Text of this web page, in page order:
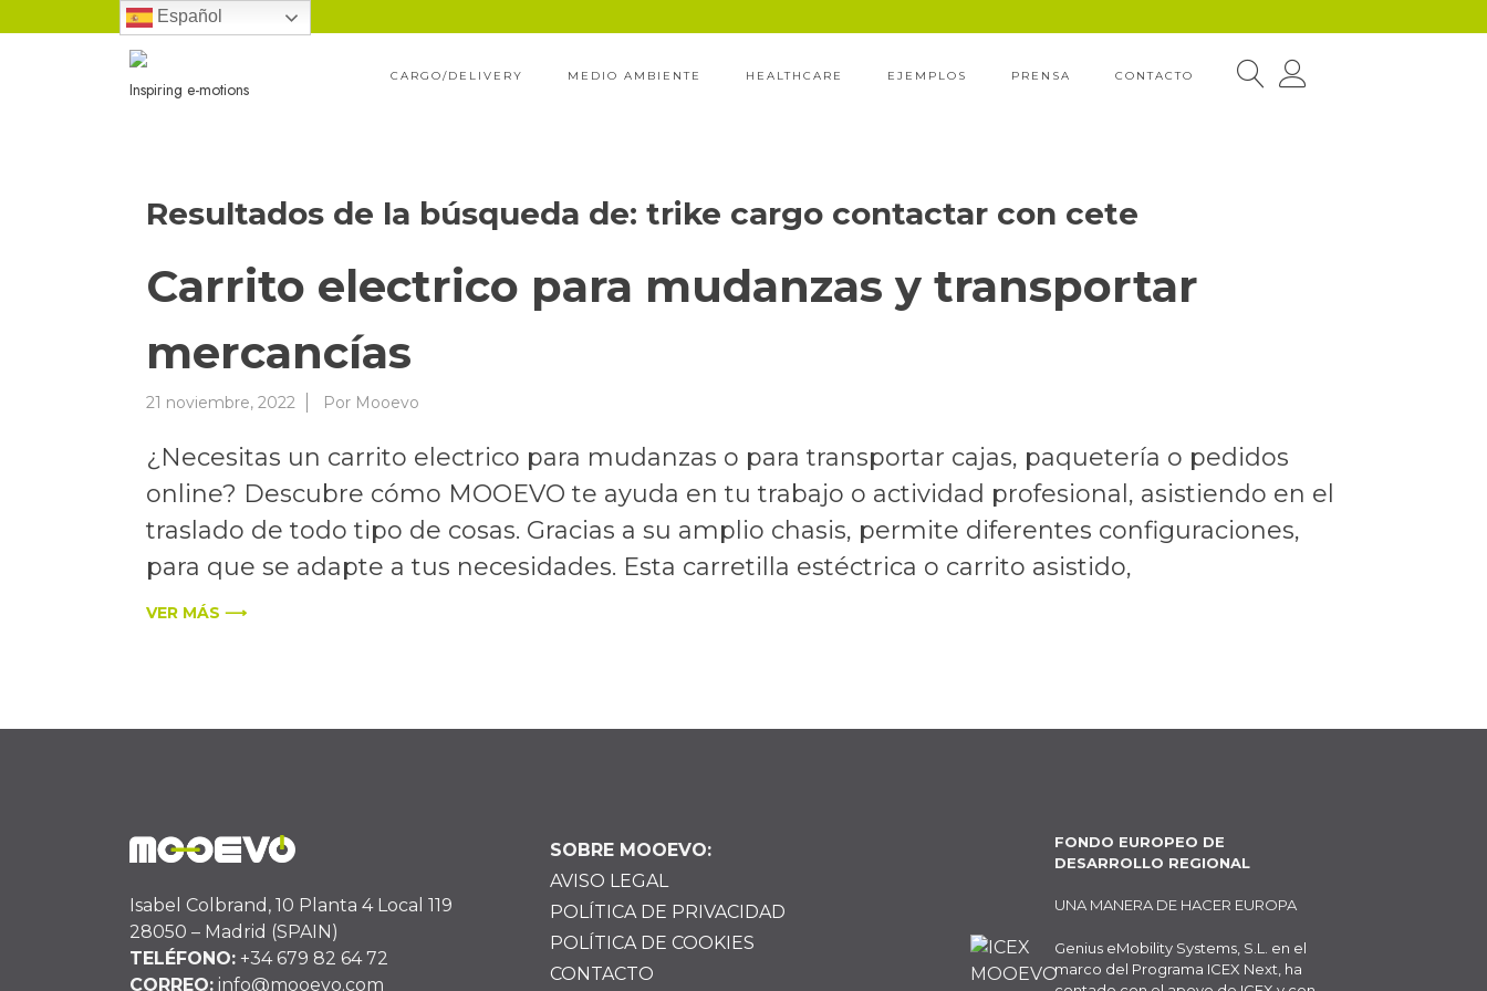
Inspiring e-motions
CARGO/DELIVERY MEDIO AMBIENTE HEALTHCARE EJEMPLOS PRENSA CONTACTO
Resultados de la búsqueda de: trike cargo contactar con cete
Carrito electrico para mudanzas y transportar
mercancías
21 noviembre, 2022 Por Mooevo
¿Necesitas un carrito electrico para mudanzas o para transportar cajas, paquetería o pedidos
online? Descubre cómo MOOEVO te ayuda en tu trabajo o actividad profesional, asistiendo en el
traslado de todo tipo de cosas. Gracias a su amplio chasis, permite diferentes configuraciones,
para que se adapte a tus necesidades. Esta carretilla estéctrica o carrito asistido,
VER MÁS ⟶
Isabel Colbrand, 10 Planta 4 Local 119
28050 – Madrid (SPAIN)
TELÉFONO: +34 679 82 64 72
CORREO: info@mooevo.com
SOBRE MOOEVO:
AVISO LEGAL
POLÍTICA DE PRIVACIDAD
POLÍTICA DE COOKIES
CONTACTO
FONDO EUROPEO DE
DESARROLLO REGIONAL
UNA MANERA DE HACER EUROPA
Genius eMobility Systems, S.L. en el
marco del Programa ICEX Next, ha
Español